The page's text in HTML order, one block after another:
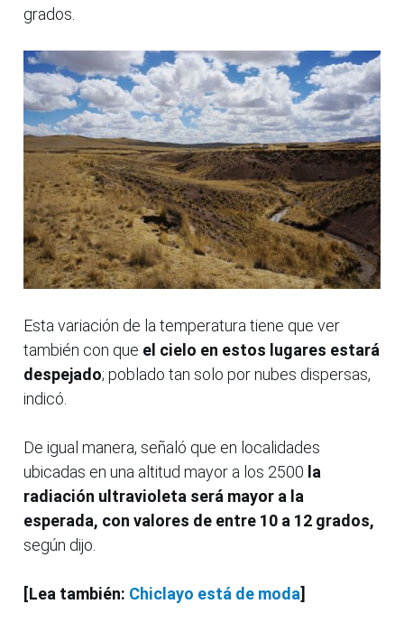
grados.
Esta variación de la temperatura tiene que ver
también con que el cielo en estos lugares estará
despejado; poblado tan solo por nubes dispersas,
indicó.
De igual manera, señaló que en localidades
ubicadas en una altitud mayor a los 2500 la
radiación ultravioleta será mayor a la
esperada, con valores de entre 10 a 12 grados,
según dijo.
[Lea también: Chiclayo está de moda]